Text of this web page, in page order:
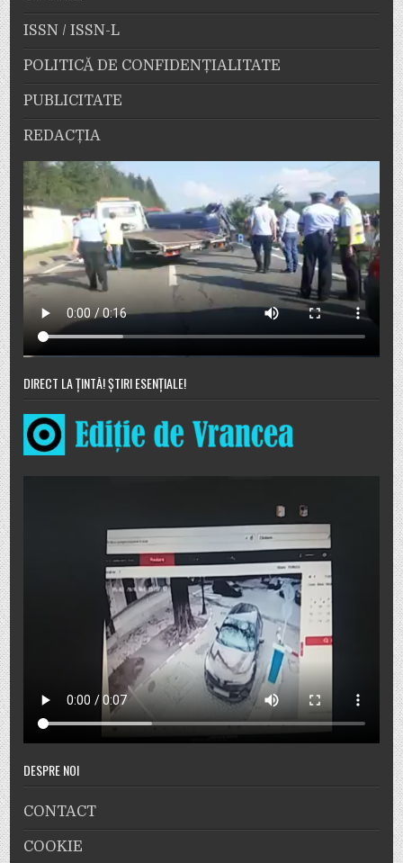
ISSN / ISSN-L
POLITICĂ DE CONFIDENȚIALITATE
PUBLICITATE
REDACȚIA
DIRECT LA ȚINTĂ! ȘTIRI ESENȚIALE!
DESPRE NOI
CONTACT
COOKIE